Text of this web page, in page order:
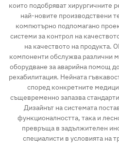
които подобряват хирургичните
най-новите производствени
компютърно подпомагано
системи за контрол на
на качеството на продукта.
компоненти обслужва различни
оборудване за аварийна помощ
рехабилитация. Нейната
според конкретните
същевременно запазва
Дизайнът на системата
функционалността, така и
превръща в задължителен
специалисти в условията на